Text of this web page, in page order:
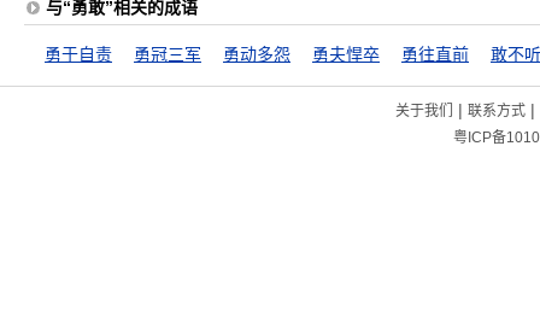
与“勇敢”相关的成语
勇于自责 勇冠三军 勇动多怨 勇夫悍卒 勇往直前 敢不
关于我们 | 联系方式|
粤ICP备